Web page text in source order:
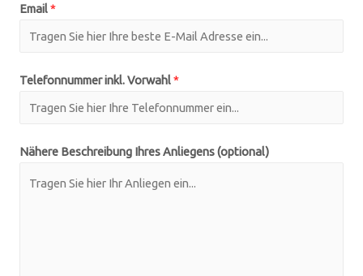
Email*
Telefonnummer inkl. Vorwahl*
Nähere Beschreibung Ihres Anliegens (optional)